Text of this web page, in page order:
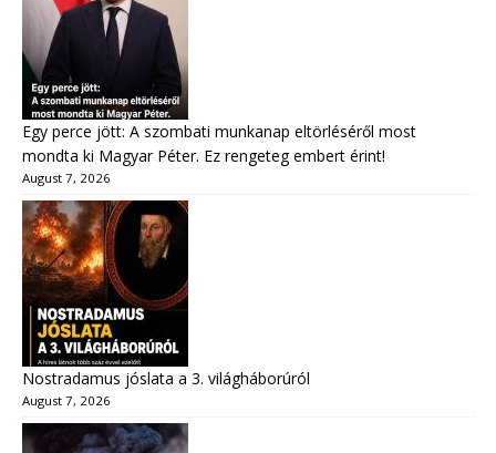
Egy perce jött: A szombati munkanap eltörléséről most
mondta ki Magyar Péter. Ez rengeteg embert érint!
August 7, 2026
Nostradamus jóslata a 3. világháborúról
August 7, 2026